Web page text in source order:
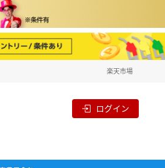
楽天市場
ログイン